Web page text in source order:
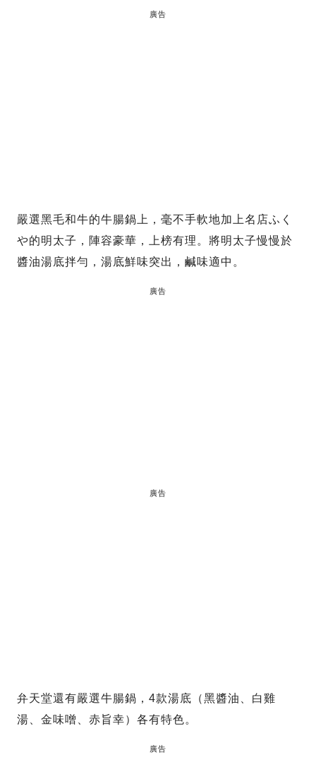
廣告
嚴選黑毛和牛的牛腸鍋上，毫不手軟地加上名店ふく
や的明太子，陣容豪華，上榜有理。將明太子慢慢於
醬油湯底拌勻，湯底鮮味突出，鹹味適中。
廣告
廣告
弁天堂還有嚴選牛腸鍋，4款湯底（黑醬油、白雞
湯、金味噌、赤旨幸）各有特色。
廣告